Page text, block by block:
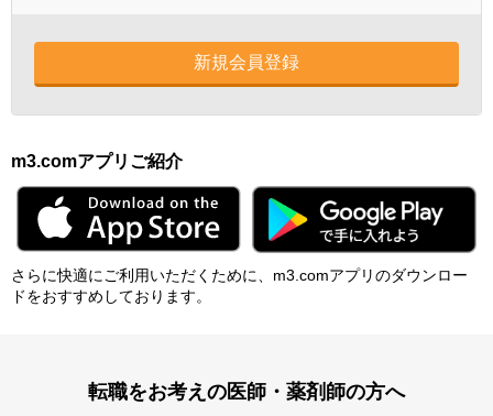
新規会員登録
m3.comアプリご紹介
さらに快適にご利⽤いただくために、m3.comアプリのダウンロー
ドをおすすめしております。
転職をお考えの医師・薬剤師の方へ